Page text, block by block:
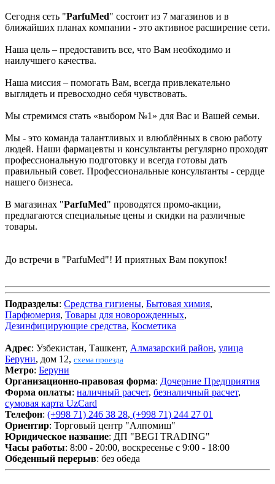
Сегодня сеть "ParfuMed" состоит из 7 магазинов и в
ближайших планах компании - это активное расширение сети.
Наша цель – предоставить все, что Вам необходимо и
наилучшего качества.
Наша миссия – помогать Вам, всегда привлекательно
выглядеть и превосходно себя чувствовать.
Мы стремимся стать «выбором №1» для Вас и Вашей семьи.
Мы - это команда талантливых и влюблённых в свою работу
людей. Наши фармацевты и консультанты регулярно проходят
профессиональную подготовку и всегда готовы дать
правильный совет. Профессиональные консультанты - сердце
нашего бизнеса.
В магазинах "ParfuMed" проводятся промо-акции,
предлагаются специальные цены и скидки на различные
товары.
До встречи в "ParfuMed"! И приятных Вам покупок!
Подразделы: Средства гигиены, Бытовая химия,
Парфюмерия, Товары для новорожденных,
Дезинфицирующие средства, Косметика
Адрес: Узбекистан, Ташкент, Алмазарский район, улица
Беруни, дом 12, схема проезда
Метро: Беруни
Организационно-правовая форма: Дочерние Предприятия
Форма оплаты: наличный расчет, безналичный расчет,
сумовая карта UzCard
Телефон: (+998 71) 246 38 28, (+998 71) 244 27 01
Ориентир: Торговый центр "Алпомиш"
Юридическое название: ДП "BEGI TRADING"
Часы работы: 8:00 - 20:00, воскресенье с 9:00 - 18:00
Обеденный перерыв: без обеда